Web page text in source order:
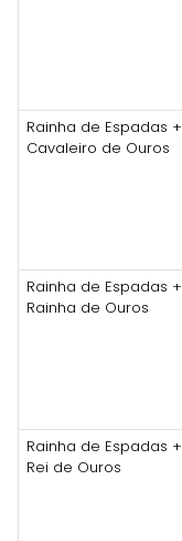
Rainha de Espadas +
Cavaleiro de Ouros
Rainha de Espadas +
Rainha de Ouros
Rainha de Espadas +
Rei de Ouros